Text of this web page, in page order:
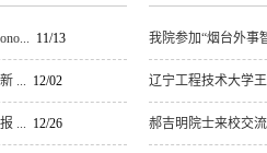
11/13
... 12/02
... 12/26
我院参加“烟台外事
辽宁工程技术大学
郝吉明院士来校交